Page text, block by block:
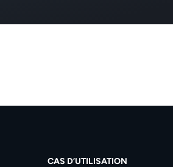
CAS D’UTILISATION